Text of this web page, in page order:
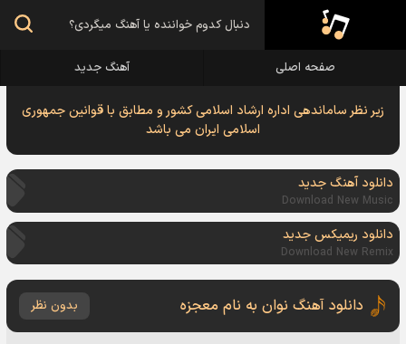
صفحه اصلی آهنگ جدید
زیر نظر ساماندهی اداره ارشاد اسلامی کشور و مطابق با قوانین جمهوری
اسلامی ایران می باشد
دانلود آهنگ جدید
Download New Music
دانلود ریمیکس جدید
Download New Remix
دانلود آهنگ نوان به نام معجزه بدون نظر